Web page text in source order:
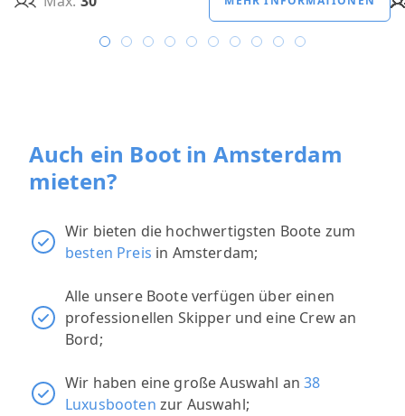
Auch ein Boot in Amsterdam
mieten?
Wir bieten die hochwertigsten Boote zum
besten Preis in Amsterdam;
Alle unsere Boote verfügen über einen
professionellen Skipper und eine Crew an
Bord;
Wir haben eine große Auswahl an38
Luxusbooten zur Auswahl;